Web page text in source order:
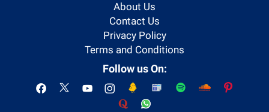
About Us
Contact Us
Privacy Policy
Terms and Conditions
Follow us On: